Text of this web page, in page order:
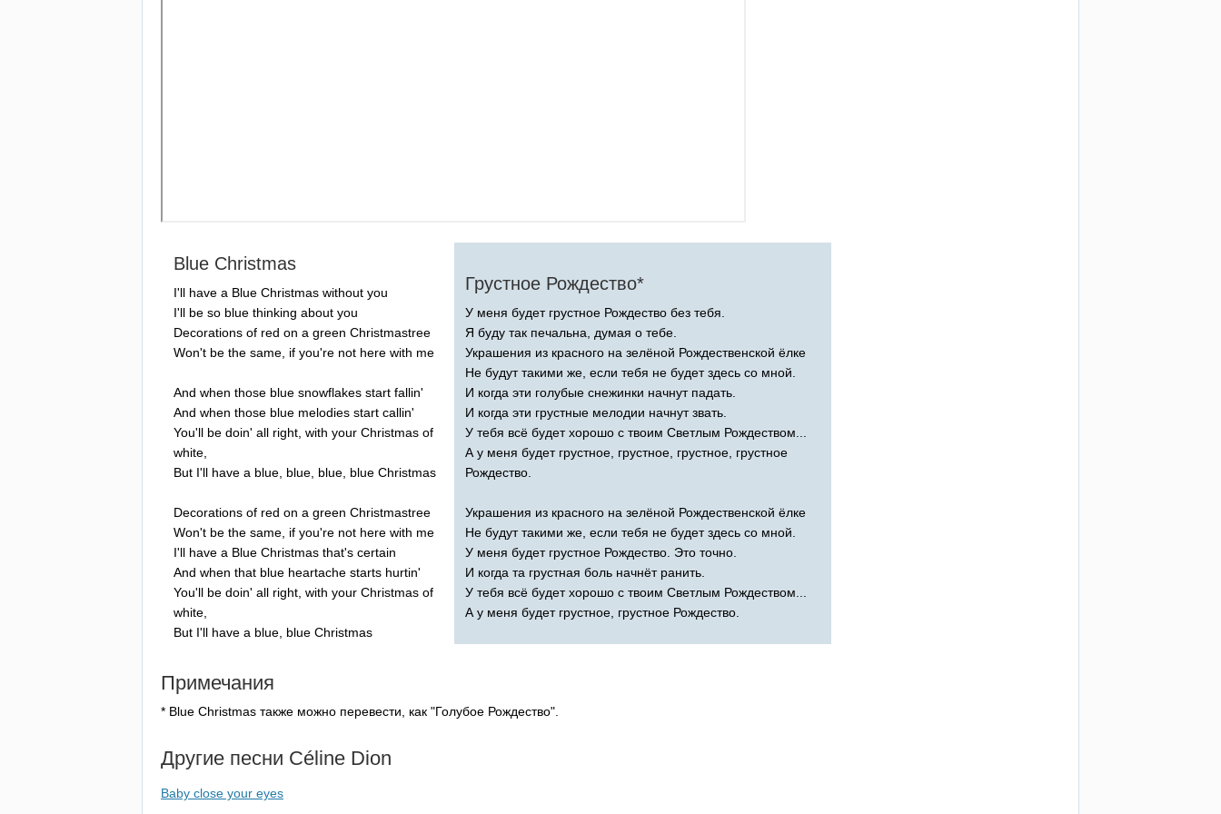
Blue Christmas
I'll have a Blue Christmas without you
I'll be so blue thinking about you
Decorations of red on a green Christmastree
Won't be the same if you're not here with me
And when those blue snowflakes start fallin'
And when those blue melodies start callin'
You'll be doin' all right with your Christmas of
white
But I'll have a blue blue blue blue Christmas
Decorations of red on a green Christmastree
Won't be the same if you're not here with me
I'll have a Blue Christmas that's certain
And when that blue heartache starts hurtin'
You'll be doin' all right with your Christmas of
white
But I'll have a blue blue Christmas
Грустное Рождество*
У меня будет грустное Рождество без тебя.
Я буду так печальна, думая о тебе.
Украшения из красного на зелёной Рождественской ёлке
Не будут такими же, если тебя не будет здесь со мной.
И когда эти голубые снежинки начнут падать.
И когда эти грустные мелодии начнут звать.
У тебя всё будет хорошо с твоим Светлым Рождеством...
А у меня будет грустное, грустное, грустное, грустное
Рождество.
Украшения из красного на зелёной Рождественской ёлке
Не будут такими же, если тебя не будет здесь со мной.
У меня будет грустное Рождество. Это точно.
И когда та грустная боль начнёт ранить.
У тебя всё будет хорошо с твоим Светлым Рождеством...
А у меня будет грустное, грустное Рождество.
Примечания
* Blue Christmas также можно перевести, как "Голубое Рождество".
Другие песни Céline Dion
Baby close your eyes